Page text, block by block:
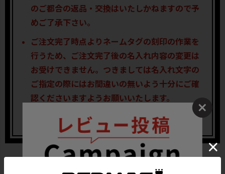
のご都合の返品・交換はいたしかねますので予
めご了承下さい。
ご注文完了時点よりネームタグの刻印の作業を
行うため、ご注文完了後の名入れ内容の変更は
お受けできません。つきましては名入れ文字の
ご指定の際にはお間違いの無いよう十分にご確
認くださいますようお願いいたします。